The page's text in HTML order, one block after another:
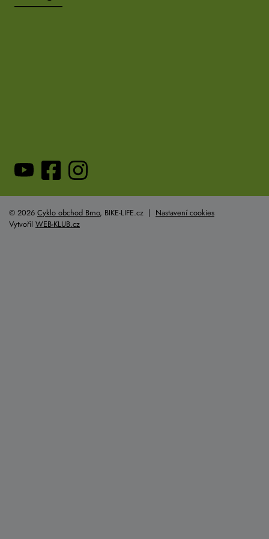
© 2026 Cyklo obchod Brno, BIKE-LIFE.cz | Nastavení cookies
Vytvořil WEB-KLUB.cz